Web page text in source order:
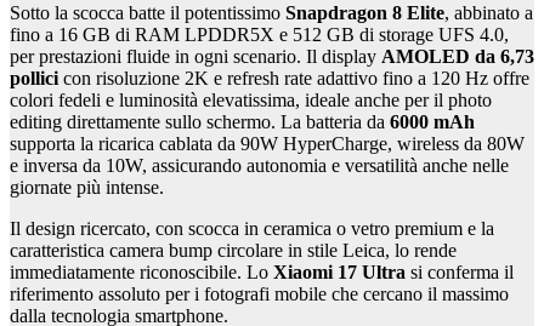
Sotto la scocca batte il potentissimo Snapdragon 8 Elite, abbinato a
fino a 16 GB di RAM LPDDR5X e 512 GB di storage UFS 4.0,
per prestazioni fluide in ogni scenario. Il display AMOLED da 6,73
pollici con risoluzione 2K e refresh rate adattivo fino a 120 Hz offre
colori fedeli e luminosità elevatissima, ideale anche per il photo
editing direttamente sullo schermo. La batteria da 6000 mAh
supporta la ricarica cablata da 90W HyperCharge, wireless da 80W
e inversa da 10W, assicurando autonomia e versatilità anche nelle
giornate più intense.
Il design ricercato, con scocca in ceramica o vetro premium e la
caratteristica camera bump circolare in stile Leica, lo rende
immediatamente riconoscibile. Lo Xiaomi 17 Ultra si conferma il
riferimento assoluto per i fotografi mobile che cercano il massimo
dalla tecnologia smartphone.